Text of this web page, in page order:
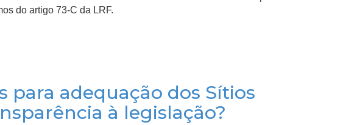
do artigo 73-C da LRF.
para adequação dos Sítios
à legislação?